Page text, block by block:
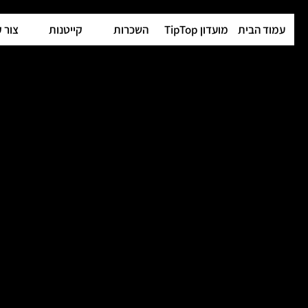
עמוד הבית מועדון TipTop השכרות קייטנות